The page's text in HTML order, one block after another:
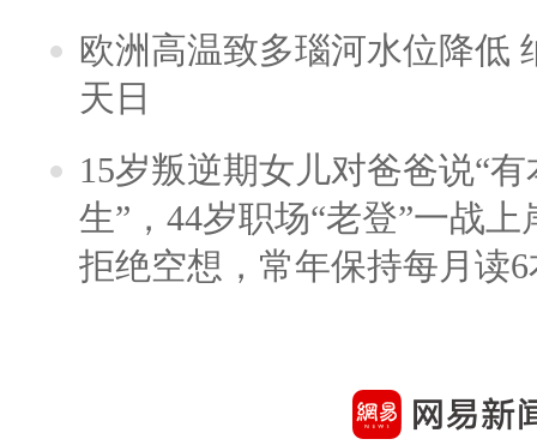
欧洲高温致多瑙河水位降低
天日
15岁叛逆期女儿对爸爸说“
生”，44岁职场“老登”一战上
拒绝空想，常年保持每月读